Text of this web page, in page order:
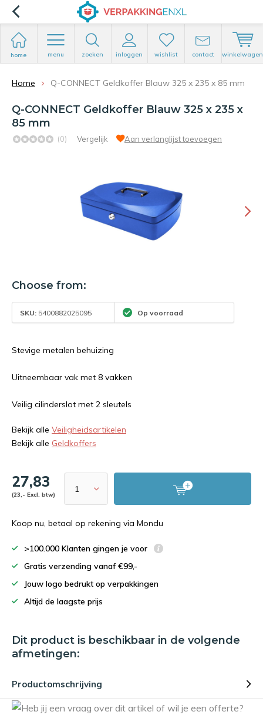
home menu zoeken inloggen wishlist contact winkelwagen
Home Q-CONNECT Geldkoffer Blauw 325 x 235 x 85 mm
Q-CONNECT Geldkoffer Blauw 325 x 235 x
85 mm
(0) Vergelijk Aan verlanglijst toevoegen
Choose from:
SKU: 5400882025095 Op voorraad
Stevige metalen behuizing
Uitneembaar vak met 8 vakken
Veilig cilinderslot met 2 sleutels
Bekijk alle Veiligheidsartikelen
Bekijk alle Geldkoffers
27,83
(23,- Excl. btw)
Koop nu, betaal op rekening via Mondu
>100.000 Klanten gingen je voor
Gratis verzending vanaf €99,-
Jouw logo bedrukt op verpakkingen
Altijd de laagste prijs
Dit product is beschikbaar in de volgende
afmetingen:
Productomschrijving